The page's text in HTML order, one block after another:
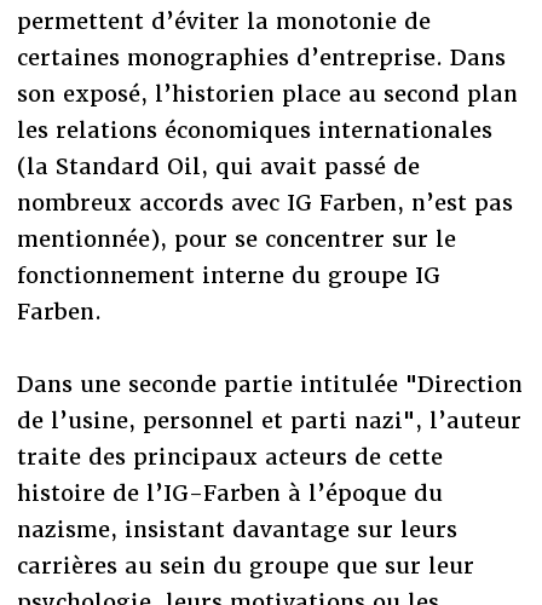
permettent d’éviter la monotonie de
certaines monographies d’entreprise. Dans
son exposé, l’historien place au second plan
les relations économiques internationales
(la Standard Oil, qui avait passé de
nombreux accords avec IG Farben, n’est pas
mentionnée), pour se concentrer sur le
fonctionnement interne du groupe IG
Farben.
Dans une seconde partie intitulée "Direction
de l’usine, personnel et parti nazi", l’auteur
traite des principaux acteurs de cette
histoire de l’IG-Farben à l’époque du
nazisme, insistant davantage sur leurs
carrières au sein du groupe que sur leur